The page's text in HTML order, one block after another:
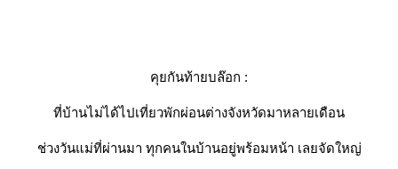
คุยกันท้ายบล๊อก :
ที่บ้านไม่ได้ไปเที่ยวพักผ่อนต่างจังหวัดมาหลายเดือน
ช่วงวันแม่ที่ผ่านมา ทุกคนในบ้านอยู่พร้อมหน้า เลยจัดใหญ่